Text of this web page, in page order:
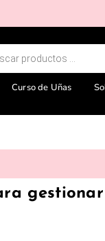
Curso de Uñas